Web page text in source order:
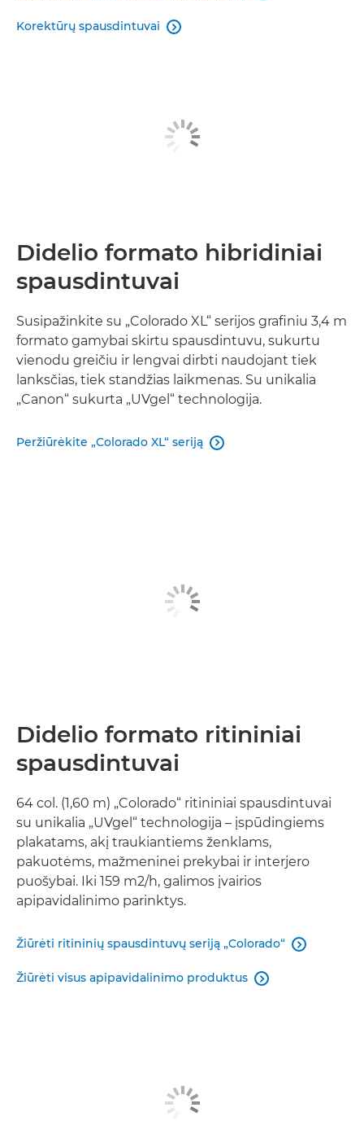
Korektūrų spausdintuvai 
Didelio formato hibridiniai
spausdintuvai
Susipažinkite su „Colorado XL“ serijos grafiniu 3,4 m
formato gamybai skirtu spausdintuvu, sukurtu
vienodu greičiu ir lengvai dirbti naudojant tiek
lanksčias, tiek standžias laikmenas. Su unikalia
„Canon“ sukurta „UVgel“ technologija.
Peržiūrėkite „Colorado XL“ seriją 
Didelio formato ritininiai
spausdintuvai
64 col. (1,60 m) „Colorado“ ritininiai spausdintuvai
su unikalia „UVgel“ technologija – įspūdingiems
plakatams, akį traukiantiems ženklams,
pakuotėms, mažmeninei prekybai ir interjero
puošybai. Iki 159 m2/h, galimos įvairios
apipavidalinimo parinktys.
Žiūrėti ritininių spausdintuvų seriją „Colorado“ 
Žiūrėti visus apipavidalinimo produktus 